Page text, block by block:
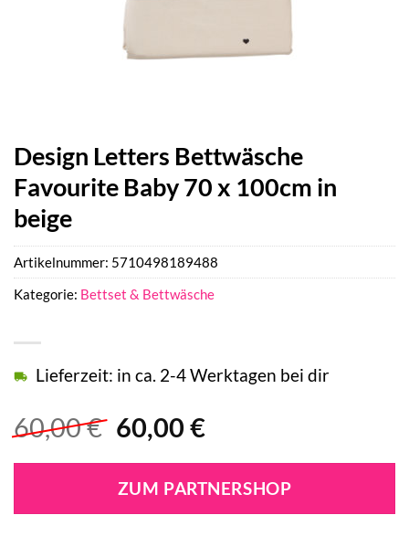
Design Letters Bettwäsche
Favourite Baby 70 x 100cm in
beige
60,00€ Ursprünglicher
war:
60,00 €
60,00 €Aktueller
ist:
60,00 €.
Lieferzeit: in ca. 2-4 Werktagen bei dir
ZUM PARTNERSHOP
Artikelnummer: 5710498189488
Kategorie: Bettset & Bettwäsche